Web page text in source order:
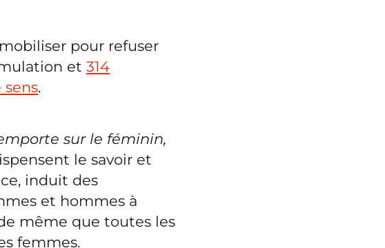
pour refuser
et 314
sens.
sur le féminin,
le savoir et
induit des
et hommes à
même que toutes les
femmes.